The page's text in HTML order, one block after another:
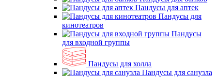
Пандусы для аптек
Пандусы для
кинотеатров
Пандусы
для входной группы
Пандусы для холла
Пандусы для санузла